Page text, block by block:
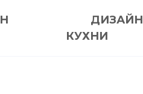
ДИЗАЙН
КУХНИ